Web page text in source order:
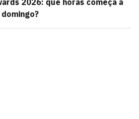
2026: que horas começa a